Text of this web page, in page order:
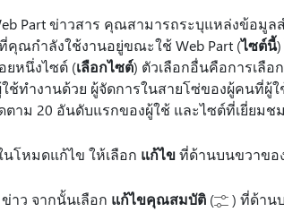
Part ข่าวสาร คุณสามารถระบุแหล่งข้อ
คุณกําลังใช้งานอยู่ขณะใช้ Web Part (ไซต์นี้)
ยหนึ่งไซต์ (เลือกไซต์) ตัวเลือกอื่นคือการเลือก
ช้ทํางานด้วย ผู้จัดการในสายโซ่ของผู้คนที่ผู้
ตาม 20 อันดับแรกของผู้ใช้ และไซต์ที่เยี่ยมช
โหมดแก้ไข ให้เลือก แก้ไขที่ด้านบนขวาขอ
ข่าว จากนั้นเลือก แก้ไขคุณสมบัติ( ) ที่ด้าน